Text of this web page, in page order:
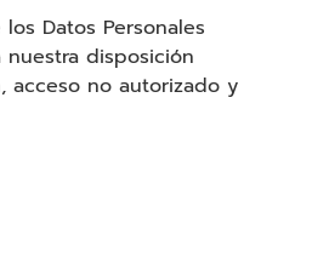
Datos Personales
disposición
acceso no autorizado y